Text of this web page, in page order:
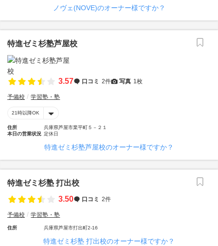
ノヴェ(NOVE)のオーナー様ですか？
特進ゼミ杉塾芦屋校
3.57 口コミ 2件 写真 1枚
予備校 学習塾・塾
21時以降OK
住所
兵庫県芦屋市業平町５－２１
本日の営業状況 定休日
特進ゼミ杉塾芦屋校のオーナー様ですか？
特進ゼミ杉塾 打出校
3.50
口コミ 2件
予備校 学習塾・塾
住所 兵庫県芦屋市打出町2-16
特進ゼミ杉塾 打出校のオーナー様ですか？